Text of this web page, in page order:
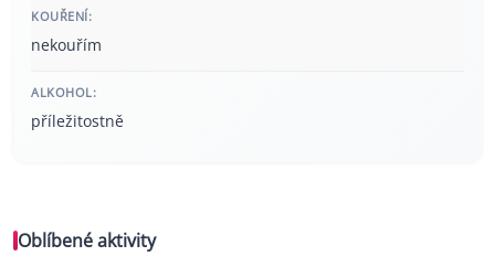
KOUŘENÍ:
nekouřím
ALKOHOL:
příležitostně
Oblíbené aktivity